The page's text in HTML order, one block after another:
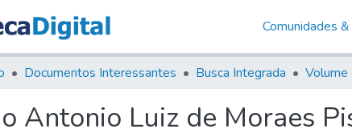
Comunidades
Documentos Interessantes Busca Integrada
Antonio Luiz de Moraes